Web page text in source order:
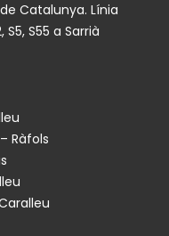
Catalunya. Línia
S5, S55 a Sarrià
Ràfols